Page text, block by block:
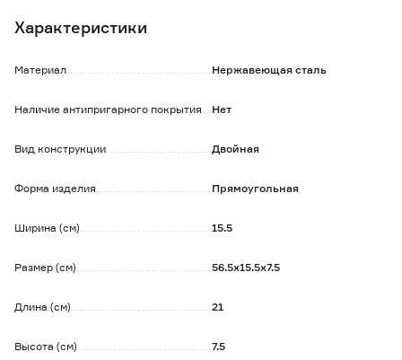
случайного раскрытия изделия во время приготовления
Ручка из дерева обработана специальной пропиткой, за
Изогнутые усики надежно фиксируют решетку на
Характеристики
Материал Нержавеющая сталь
Наличие антипригарного покрытия Нет
Вид конструкции Двойная
Форма изделия Прямоугольная
Ширина (см) 15.5
Размер (см) 56.5х15.5х7.5
Длина (см) 21
Высота (см) 7.5